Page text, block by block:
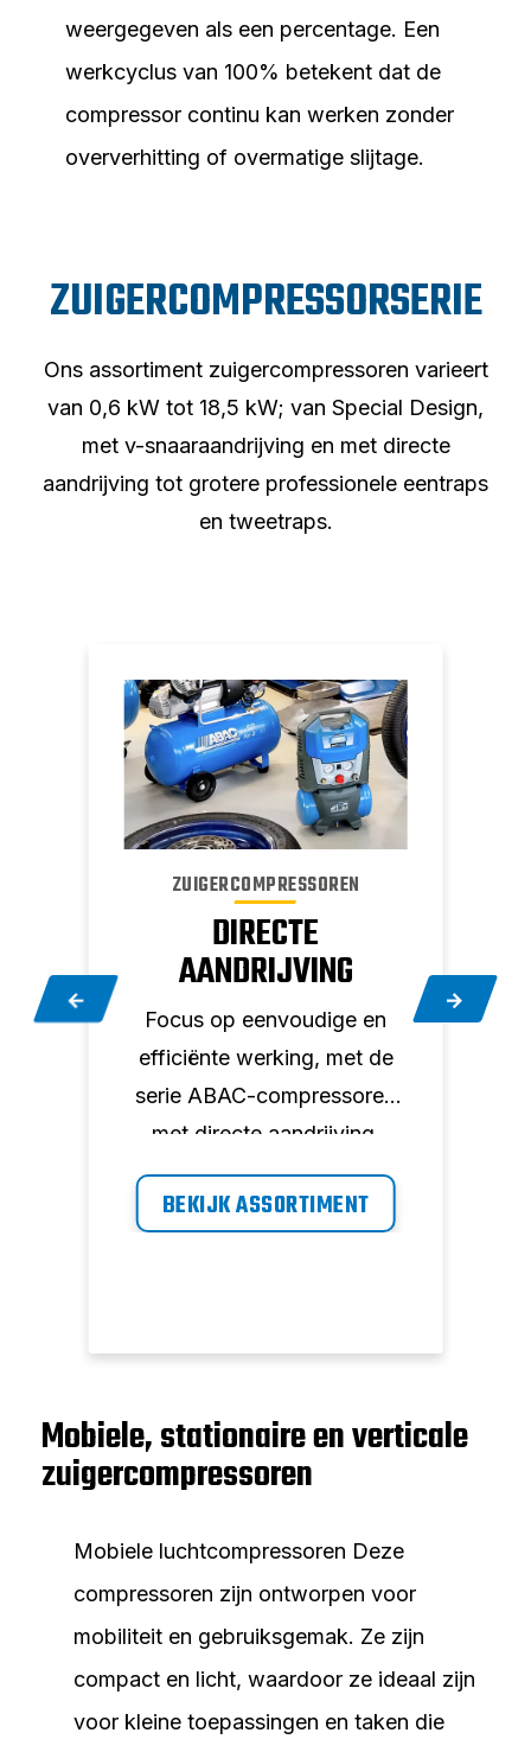
weergegeven als een percentage. Een
werkcyclus van 100% betekent dat de
compressor continu kan werken zonder
oververhitting of overmatige slijtage.
ZUIGERCOMPRESSORSERIE
Ons assortiment zuigercompressoren varieert
van 0,6 kW tot 18,5 kW; van Special Design,
met v-snaaraandrijving en met directe
aandrijving tot grotere professionele eentraps
en tweetraps.
ZUIGERCOMPRESSOREN
DIRECTE
AANDRIJVING
Focus op eenvoudige en
efficiënte werking, met de
serie ABAC-compressoren
met directe aandrijving.
BEKIJK ASSORTIMENT
Mobiele, stationaire en verticale
zuigercompressoren
Mobiele luchtcompressoren Deze
compressoren zijn ontworpen voor
mobiliteit en gebruiksgemak. Ze zijn
compact en licht, waardoor ze ideaal zijn
voor kleine toepassingen en taken die